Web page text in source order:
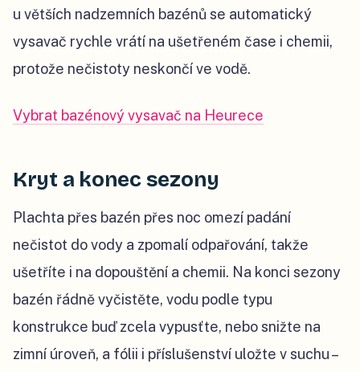
u větších nadzemních bazénů se automatický
vysavač rychle vrátí na ušetřeném čase i chemii,
protože nečistoty neskončí ve vodě.
Vybrat bazénový vysavač na Heurece
Kryt a konec sezony
Plachta přes bazén přes noc omezí padání
nečistot do vody a zpomalí odpařování, takže
ušetříte i na dopouštění a chemii. Na konci sezony
bazén řádně vyčistěte, vodu podle typu
konstrukce buď zcela vypusťte, nebo snižte na
zimní úroveň, a fólii i příslušenství uložte v suchu –